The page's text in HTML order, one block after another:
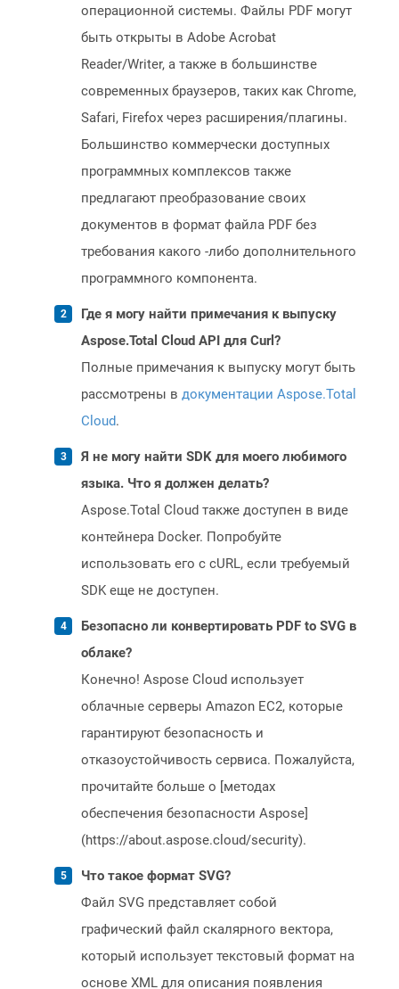
операционной системы. Файлы PDF могут
быть открыты в Adobe Acrobat
Reader/Writer, а также в большинстве
современных браузеров, таких как Chrome,
Safari, Firefox через расширения/плагины.
Большинство коммерчески доступных
программных комплексов также
предлагают преобразование своих
документов в формат файла PDF без
требования какого -либо дополнительного
программного компонента.
Где я могу найти примечания к выпуску
Aspose.Total Cloud API для Curl?
Полные примечания к выпуску могут быть
рассмотрены в документации Aspose.Total
Cloud.
Я не могу найти SDK для моего любимого
языка. Что я должен делать?
Aspose.Total Cloud также доступен в виде
контейнера Docker. Попробуйте
использовать его с cURL, если требуемый
SDK еще не доступен.
Безопасно ли конвертировать PDF to SVG в
облаке?
Конечно! Aspose Cloud использует
облачные серверы Amazon EC2, которые
гарантируют безопасность и
отказоустойчивость сервиса. Пожалуйста,
прочитайте больше о [методах
обеспечения безопасности Aspose]
(https://about.aspose.cloud/security).
Что такое формат SVG?
Файл SVG представляет собой
графический файл скалярного вектора,
который использует текстовый формат на
основе XML для описания появления